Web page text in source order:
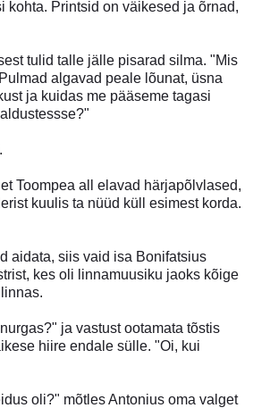
kohta. Printsid on väikesed ja õrnad,
tulid talle jälle pisarad silma. "Mis
algavad peale lõunat, üsna
ja kuidas me pääseme tagasi
Toompea all elavad härjapõlvlased,
kuulis ta nüüd küll esimest korda.
aidata, siis vaid isa Bonifatsius
kes oli linnamuusiku jaoks kõige
ja vastust ootamata tõstis
hiire endale sülle. "Oi, kui
oli?" mõtles Antonius oma valget